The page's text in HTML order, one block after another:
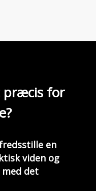
præcis for
en
viden og
det